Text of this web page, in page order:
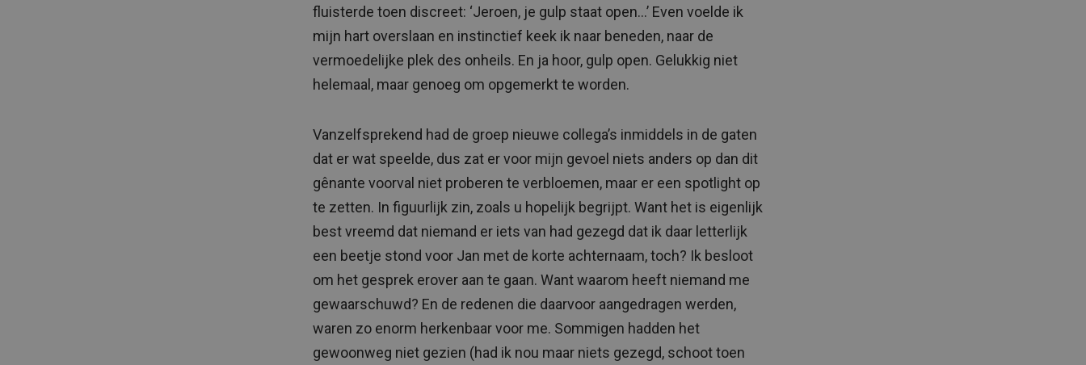
fluisterde toen discreet: ‘Jeroen, je gulp staat open…’ Even voelde ik
mijn hart overslaan en instinctief keek ik naar beneden, naar de
vermoedelijke plek des onheils. En ja hoor, gulp open. Gelukkig niet
helemaal, maar genoeg om opgemerkt te worden.
Vanzelfsprekend had de groep nieuwe collega’s inmiddels in de gaten
dat er wat speelde, dus zat er voor mijn gevoel niets anders op dan dit
gênante voorval niet proberen te verbloemen, maar er een spotlight op
te zetten. In figuurlijk zin, zoals u hopelijk begrijpt. Want het is eigenlijk
best vreemd dat niemand er iets van had gezegd dat ik daar letterlijk
een beetje stond voor Jan met de korte achternaam, toch? Ik besloot
om het gesprek erover aan te gaan. Want waarom heeft niemand me
gewaarschuwd? En de redenen die daarvoor aangedragen werden,
waren zo enorm herkenbaar voor me. Sommigen hadden het
gewoonweg niet gezien (had ik nou maar niets gezegd, schoot toen